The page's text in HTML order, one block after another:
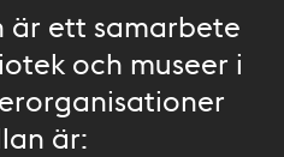
är ett samarbete
och museer i
är: